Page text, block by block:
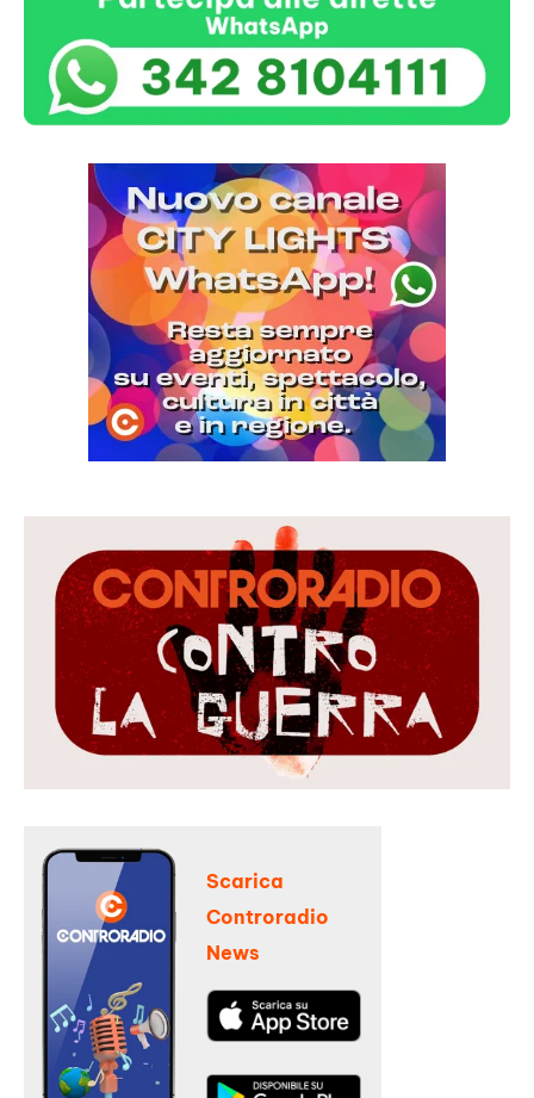
Scarica
Controradio
News